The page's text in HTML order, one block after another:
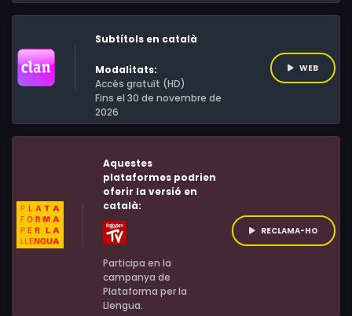
Subtítols en català
Modalitats:
Accés gratuït (HD)
Fins el 30 de novembre de
2026
WEB
Aquestes
plataformes podrien
oferir la versió en
català:
Participa en la
campanya de
Plataforma per la
Llengua.
RECLAMA-HO